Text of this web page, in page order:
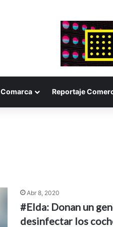
Comarca Reportaje
Abr 8, 2020
#Elda: Donan un
desinfectar los